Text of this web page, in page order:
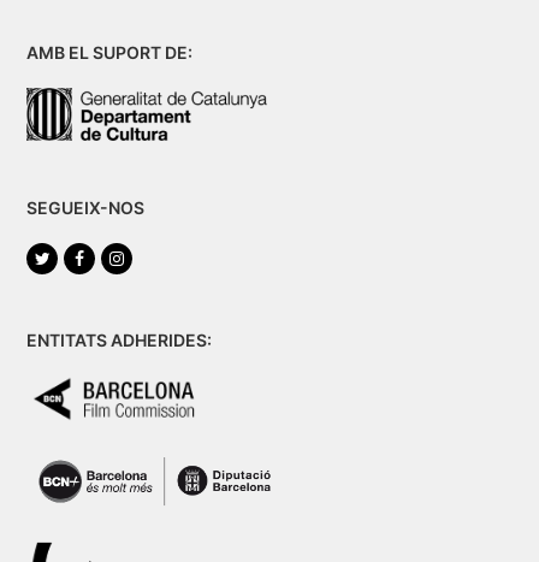
AMB EL SUPORT DE:
SEGUEIX-NOS
TwitterFacebookInstagram
ENTITATS ADHERIDES: